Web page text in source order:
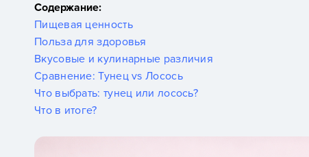
Содержание:
Пищевая ценность
Польза для здоровья
Вкусовые и кулинарные различия
Сравнение: Тунец vs Лосось
Что выбрать: тунец или лосось?
Что в итоге?